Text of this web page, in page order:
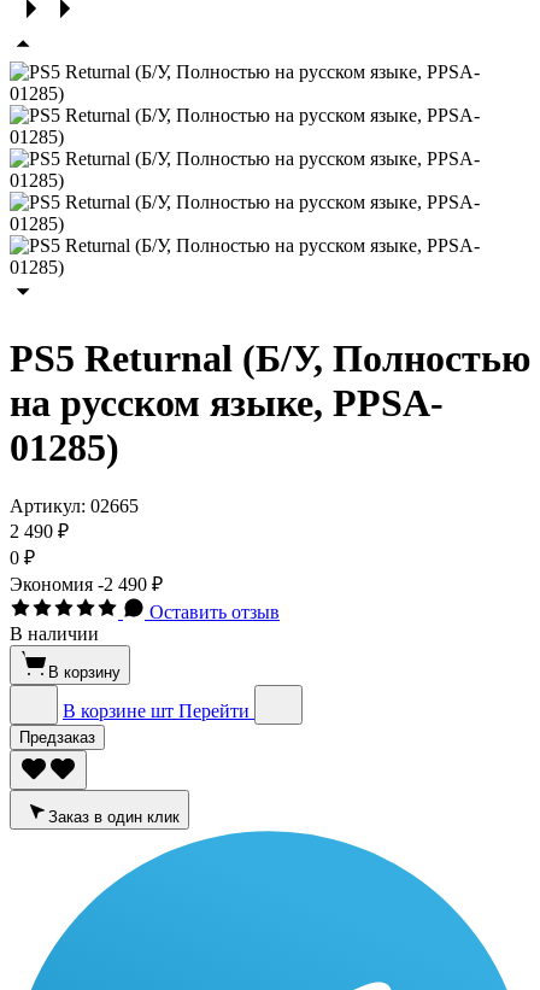
PS5 Returnal (Б/У, Полностью
на русском языке, PPSA-
01285)
Артикул: 02665
2 490 ₽
0 ₽
Экономия -2 490 ₽
Оставить отзыв
В наличии
В корзину
В корзине шт Перейти
Предзаказ
Заказ в один клик